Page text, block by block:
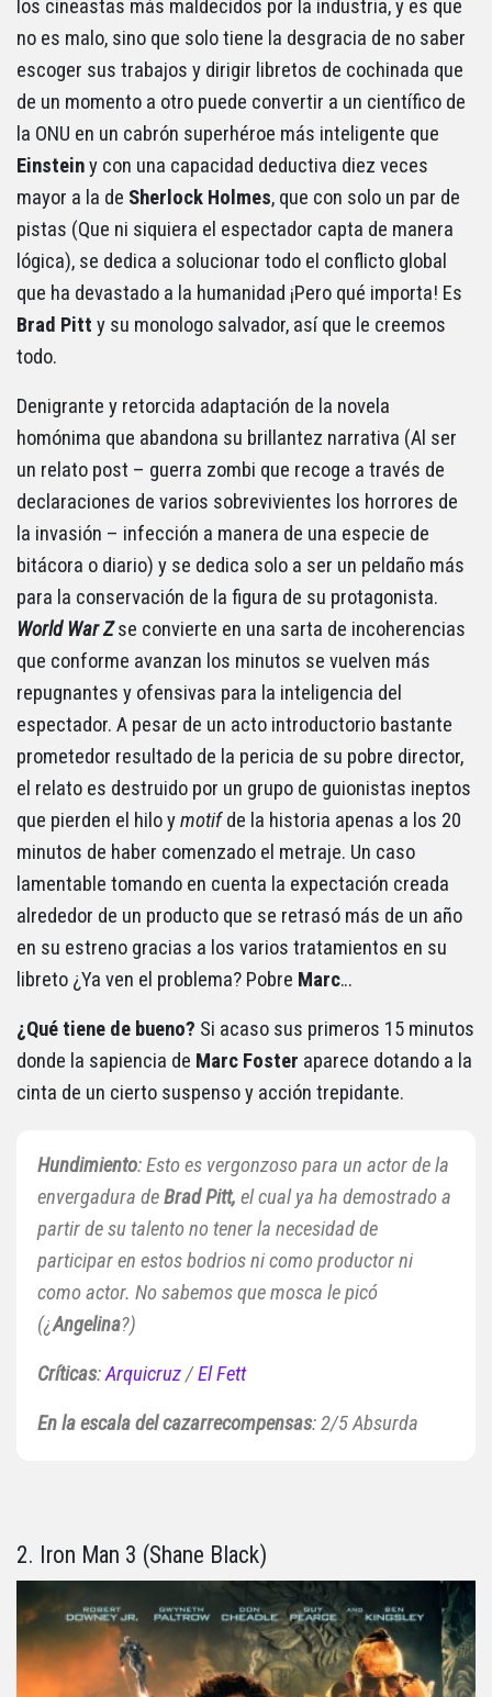
los cineastas más maldecidos por la industria, y es que
no es malo, sino que solo tiene la desgracia de no saber
escoger sus trabajos y dirigir libretos de cochinada que
de un momento a otro puede convertir a un científico de
la ONU en un cabrón superhéroe más inteligente que
Einsteiny con una capacidad deductiva diez veces
mayor a la de Sherlock Holmes, que con solo un par de
pistas (Que ni siquiera el espectador capta de manera
lógica), se dedica a solucionar todo el conflicto global
que ha devastado a la humanidad ¡Pero qué importa! Es
Brad Pitt y su monologo salvador, así que le creemos
todo.
Denigrante y retorcida adaptación de la novela
homónima que abandona su brillantez narrativa (Al ser
un relato post – guerra zombi que recoge a través de
declaraciones de varios sobrevivientes los horrores de
la invasión – infección a manera de una especie de
bitácora o diario) y se dedica solo a ser un peldaño más
para la conservación de la figura de su protagonista.
World War Zse convierte en una sarta de incoherencias
que conforme avanzan los minutos se vuelven más
repugnantes y ofensivas para la inteligencia del
espectador. A pesar de un acto introductorio bastante
prometedor resultado de la pericia de su pobre director,
el relato es destruido por un grupo de guionistas ineptos
que pierden el hilo ymotifde la historia apenas a los 20
minutos de haber comenzado el metraje. Un caso
lamentable tomando en cuenta la expectación creada
alrededor de un producto que se retrasó más de un año
en su estreno gracias a los varios tratamientos en su
libreto ¿Ya ven el problema? Pobre Marc…
¿Qué tiene de bueno? Si acaso sus primeros 15 minutos
donde la sapiencia de Marc Foster aparece dotando a la
cinta de un cierto suspenso y acción trepidante.
Hundimiento: Esto es vergonzoso para un actor de la
envergadura deBrad Pitt, el cual ya ha demostrado a
partir de su talento no tener la necesidad de
participar en estos bodrios ni como productor ni
como actor. No sabemos que mosca le picó
(¿Angelina?)
Críticas:Arquicruz/El Fett
En la escala del cazarrecompensas: 2/5 Absurda
2. Iron Man 3 (Shane Black)